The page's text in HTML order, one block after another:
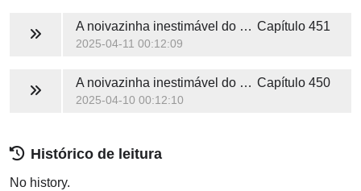
A noivazinha inestimável do Sr. Tremont Capítulo 451
2025-04-11 00:12:09
A noivazinha inestimável do Sr. Tremont Capítulo 450
2025-04-10 00:12:10
Histórico de leitura
No history.